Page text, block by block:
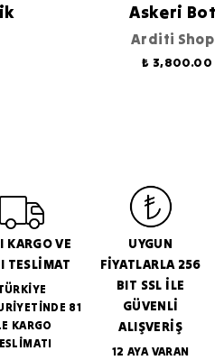
Askeri Bot
Arditi Shop
₺ 3,800.00
KARGO VE
TESLİMAT
81
KARGO
UYGUN
FİYATLARLA 256
BIT SSL İLE
GÜVENLİ
ALIŞVERİŞ
12 AYA VARAN